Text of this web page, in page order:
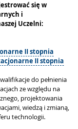
się w
i
Uczelni:
II stopnia
II stopnia
do pełnienia
ze względu na
projektowania
wiedzą i zmianą,
technologii.